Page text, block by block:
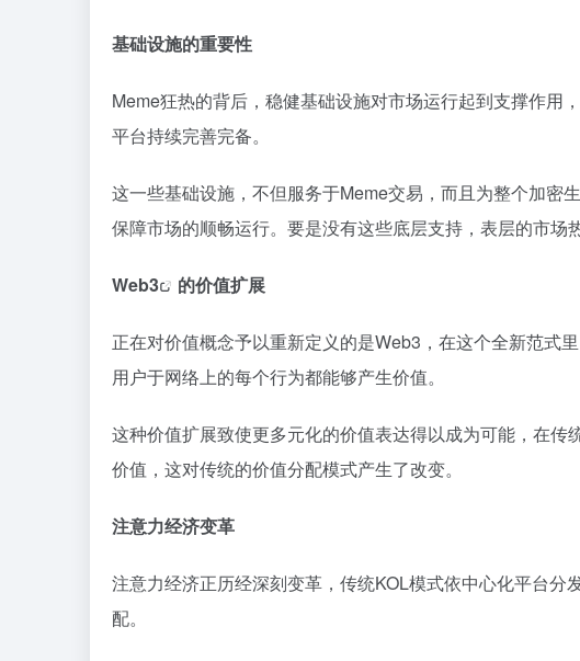
基础设施的重要性
Meme狂热的背后，稳健基础设施对市场运行起到支撑作用
平台持续完善完备。
这一些基础设施，不但服务于Meme交易，而且为整个加密
保障市场的顺畅运行。要是没有这些底层支持，表层的市场
Web3 的价值扩展
正在对价值概念予以重新定义的是Web3，在这个全新范式
用户于网络上的每个行为都能够产生价值。
这种价值扩展致使更多元化的价值表达得以成为可能，在
价值，这对传统的价值分配模式产生了改变。
注意力经济变革
注意力经济正历经深刻变革，传统KOL模式依中心化平台
配。